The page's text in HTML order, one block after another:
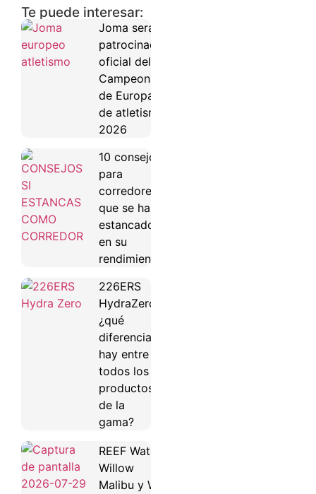
Te puede interesar:
Joma será
patrocinador
oficial del
Campeonato
de Europa
de atletismo
2026
10 consejos
para
corredores
que se han
estancado
en su
rendimiento
226ERS
HydraZero:
¿qué
diferencias
hay entre
todos los
productos
de la
gama?
REEF Water
Willow
Malibu y Water